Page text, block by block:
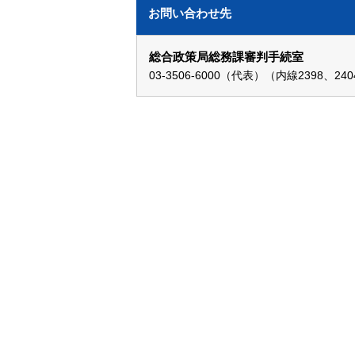
お問い合わせ先
総合政策局総務課審判手続室
03-3506-6000（代表）（内線2398、